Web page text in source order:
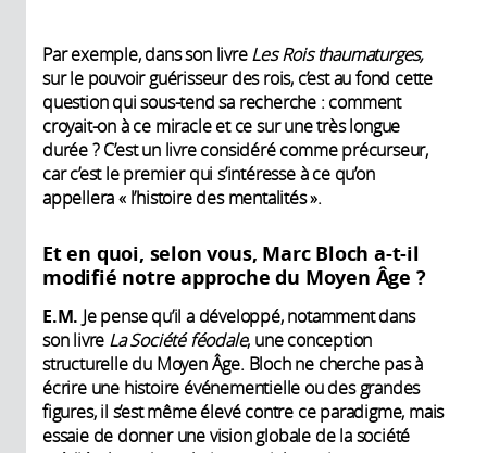
Par exemple, dans son livreLes Rois thaumaturges,
sur le pouvoir guérisseur des rois, c’est au fond cette
question qui sous-tend sa recherche : comment
croyait-on à ce miracle et ce sur une très longue
durée ? C’est un livre considéré comme précurseur,
car c’est le premier qui s’intéresse à ce qu’on
appellera « l’histoire des mentalités ».
Et en quoi, selon vous, Marc Bloch a-t-il
modifié notre approche du Moyen Âge ?
E.M. Je pense qu’il a développé, notamment dans
son livre La Société féodale, une conception
structurelle du Moyen Âge. Bloch ne cherche pas à
écrire une histoire événementielle ou des grandes
figures, il s’est même élevé contre ce paradigme, mais
essaie de donner une vision globale de la société